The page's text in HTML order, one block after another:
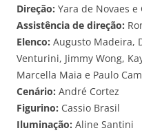
Direção: Yara de Novaes
Assistência de direção:
Elenco: Augusto Madeira,
Venturini, Jimmy Wong,
Marcella Maia e Paulo
Cenário: André Cortez
Figurino: Cassio Brasil
Iluminação: Aline Santini